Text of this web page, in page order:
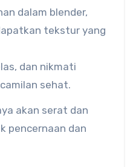
dalam blender,
tekstur yang
dan nikmati
sehat.
akan serat dan
pencernaan dan